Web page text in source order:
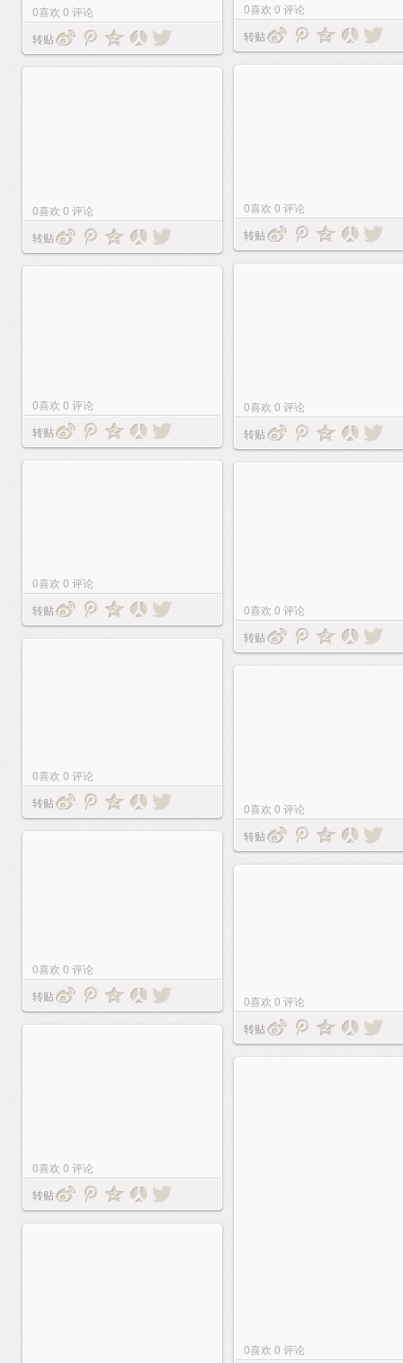
0喜欢 0 评论
转贴
0喜欢 0 评论
转贴
0喜欢 0 评论
转贴
0喜欢 0 评论
转贴
0喜欢 0 评论
转贴
0喜欢 0 评论
转贴
0喜欢 0 评论
转贴
0喜欢 0 评论
转贴
0喜欢 0 评论
转贴
0喜欢 0 评论
转贴
0喜欢 0 评论
转贴
0喜欢 0 评论
转贴
0喜欢 0 评论
转贴
0喜欢 0 评论